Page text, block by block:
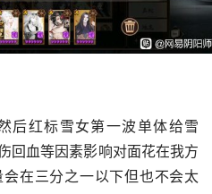
后红标雪女第一波单体给雪
回血等因素影响对面花在我方
在三分之一以下但也不会太